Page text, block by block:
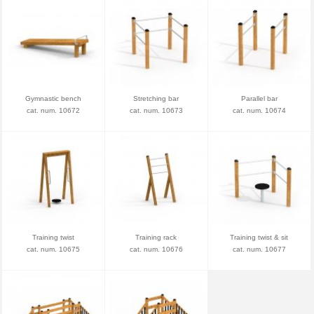
Gymnastic bench
cat. num. 10672
Stretching bar
cat. num. 10673
Parallel bar
cat. num. 10674
Training twist
cat. num. 10675
Training rack
cat. num. 10676
Training twist & sit
cat. num. 10677